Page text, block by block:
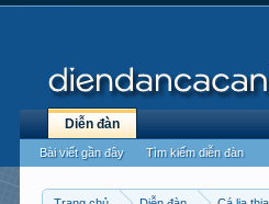
Diễn đàn
Bài viết gần đây Tìm kiếm diễn đàn